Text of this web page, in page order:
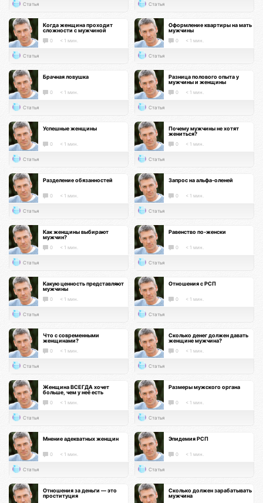
Статья Статья
Когда женщина проходит
сложности с мужчиной
0 < 1 мин.
Статья
Оформление квартиры на мать
мужчины
0 < 1 мин.
Статья
Брачная ловушка
0 < 1 мин.
Статья
Разница полового опыта у
мужчины и женщины
0 < 1 мин.
Статья
Успешные женщины
0 < 1 мин.
Статья
Почему мужчины не хотят
жениться?
0 < 1 мин.
Статья
Разделение обязанностей
0 < 1 мин.
Статья
Запрос на альфа-оленей
0 < 1 мин.
Статья
Как женщины выбирают
мужчин?
0 < 1 мин.
Статья
Равенство по-женски
0 < 1 мин.
Статья
Какую ценность представляют
мужчины
0 < 1 мин.
Статья
Отношения с РСП
0 < 1 мин.
Статья
Что с современными
женщинами?
0 < 1 мин.
Статья
Сколько денег должен давать
женщине мужчина?
0 < 1 мин.
Статья
Женщина ВСЕГДА хочет
больше, чем у неё есть
0 < 1 мин.
Статья
Размеры мужского органа
0 < 1 мин.
Статья
Мнение адекватных женщин
0 < 1 мин.
Статья
Эпидемия РСП
0 < 1 мин.
Статья
Отношения за деньги — это
проституция
Сколько должен зарабатывать
мужчина